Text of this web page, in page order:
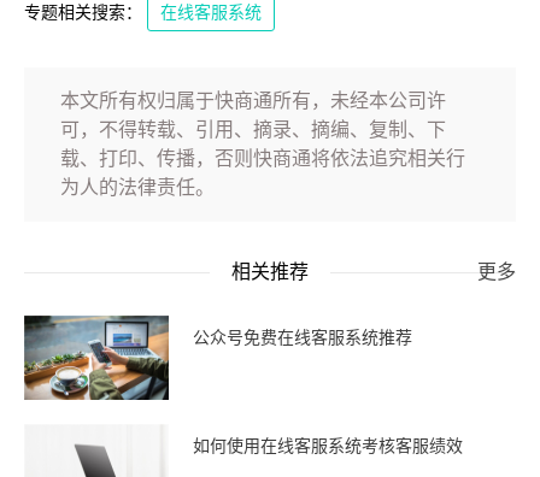
专题相关搜索： 在线客服系统
本文所有权归属于快商通所有，未经本公司许
可，不得转载、引用、摘录、摘编、复制、下
载、打印、传播，否则快商通将依法追究相关行
为人的法律责任。
相关推荐 更多
公众号免费在线客服系统推荐
如何使用在线客服系统考核客服绩效